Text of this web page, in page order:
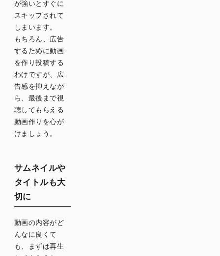
が強いとすぐに
スキップされて
しまいます。
もちろん、広告
するために動画
を作り投稿する
わけですが、広
告感を抑えなが
ら、最後まで視
聴してもらえる
動画作りを心が
けましょう。
サムネイルや
タイトルも大
切に
動画の内容がど
んなに良くて
も、まずは再生